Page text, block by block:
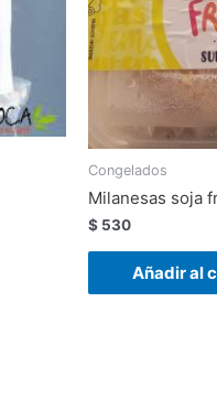
Congelados
Milanesas soja
$ 530
Añadir al